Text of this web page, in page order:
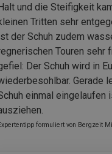
und die Steifigkeit
Tritten sehr
der Schuh zudem
Touren sehr
Der Schuh wird in
Gerade
einmal eingelaufen
formuliert von Bergzeit